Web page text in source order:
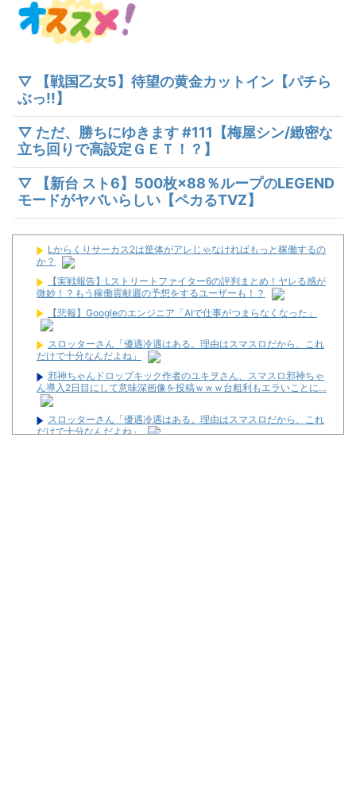
▽ 【戦国乙女5】待望の黄金カットイン【パチら
ぶっ!!】
▽ ただ、勝ちにゆきます #111【梅屋シン/緻密な
立ち回りで高設定ＧＥＴ！？】
▽ 【新台 スト6】500枚×88％ループのLEGEND
モードがヤバいらしい【ペカるTVZ】
Lからくりサーカス2は筐体がアレじゃなければもっと稼働するの
か？
【実戦報告】Lストリートファイター6の評判まとめ！ヤレる感が
微妙！？もう稼働貢献週の予想をするユーザーも！？
【悲報】Googleのエンジニア「AIで仕事がつまらなくなった」
スロッターさん「優遇冷遇はある。理由はスマスロだから、これ
だけで十分なんだよね」
邪神ちゃんドロップキック作者のユキヲさん、スマスロ邪神ちゃ
ん導入2日目にして意味深画像を投稿ｗｗｗ台粗利もエラいことに…
スロッターさん「優遇冷遇はある。理由はスマスロだから、これ
だけで十分なんだよね」